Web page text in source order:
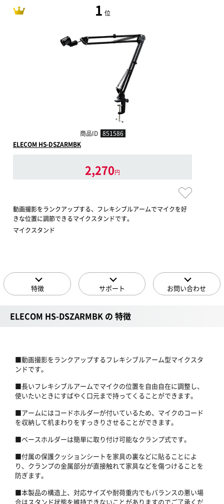
1 位
商品ID 851586
ELECOM HS-DSZARMBK
2,270円
動画撮影をランクアップする、フレキシブルアームでマイクを好
きな位置に調節できるマイクスタンドです。
マイクスタンド
特徴 サポート お問い合わせ
ELECOM HS-DSZARMBK の 特徴
■動画撮影をランクアップするフレキシブルアーム型マイクスタ
ンドです。
■長いフレキシブルアームでマイクの位置を自由自在に調整し、
使いたいときにすばやく口元まで持ってくることができます。
■アームにはコードホルダーが付いているため、マイクのコード
を収納して机まわりをすっきりさせることができます。
■ベースホルダーは簡単に取り付け可能なクランプ式です。
■付属の保護クッションシートを家具の裏などに貼ることによ
り、クランプの金属部分が直接触れて家具などを傷つけることを
防ぎます。
■本製品の構造上、対応サイズや耐荷重内でもバランスの悪い場
合はスタンド状態を維持できないことがありますのでご了承くだ